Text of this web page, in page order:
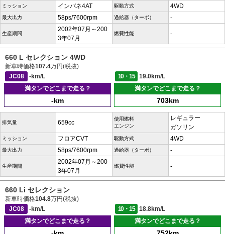
ミッション インパネ4AT 駆動方式 4WD
最大出力 58ps/7600rpm 過給器（ターボ） -
生産期間
2002年07月～200
3年07月
燃費性能 -
660 L セレクション 4WD
新車時価格107.4万円(税抜)
JC08
-km/L 10・15
19.0km/L
満タンでどこまで走る？
-km
満タンでどこまで走る？
703km
排気量 659cc
使用燃料
エンジン
レギュラー
ガソリン
ミッション フロアCVT 駆動方式 4WD
最大出力 58ps/7600rpm 過給器（ターボ） -
生産期間
2002年07月～200
3年07月
燃費性能 -
660 Li セレクション
新車時価格104.8万円(税抜)
JC08
-km/L 10・15
18.8km/L
満タンでどこまで走る？
満タンでどこまで走る？